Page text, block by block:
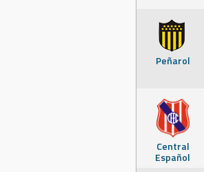
Peñarol
Central
Español